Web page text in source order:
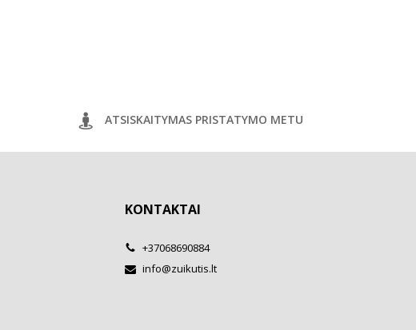
ATSISKAITYMAS PRISTATYMO METU
KONTAKTAI
+37068690884
info@zuikutis.lt